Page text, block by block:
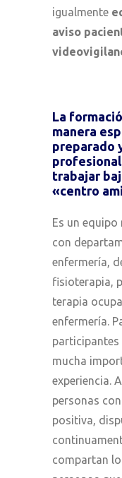
igualmente
aviso
La
manera
preparado
trabajar
«centro
Es un
con
enfermería,
fisioterapia,
terapia
enfermería.
participantes
mucha
experiencia.
personas
positiva,
compartan